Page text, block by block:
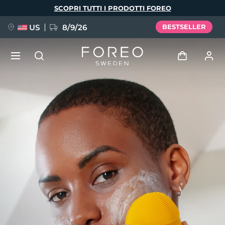
SCOPRI TUTTI I PRODOTTI FOREO
US 8/9/26 BESTSELLER
Profilo utente
I miei dispositivi
I miei ordini
I miei indirizzi
I miei abbonamenti
NUOVO
FAQ™ Pure Beauty-Tech Elixir
BREAKING NEWS
issa™ Teeth Whitening Set
Lingua
English Deutsch
Español
Français
Italiano
Português
Svenska
Русский
Türkçe
简体中文 繁體中文